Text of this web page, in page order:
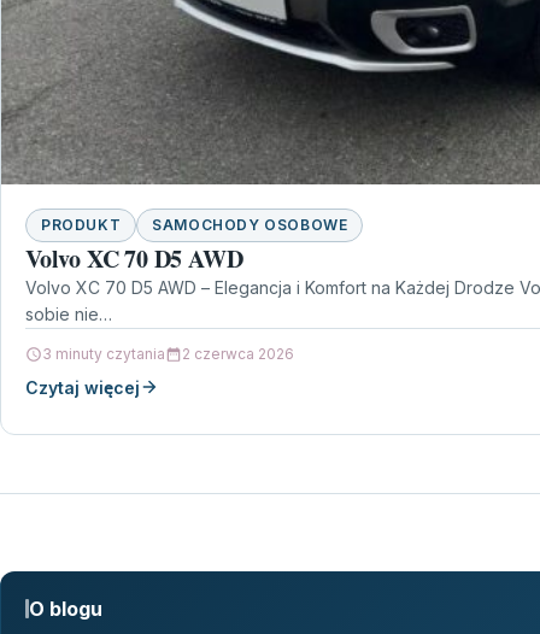
PRODUKT SAMOCHODY OSOBOWE
Volvo XC 70 D5 AWD
Volvo XC 70 D5 AWD – Elegancja i Komfort na Każdej Drodze
sobie nie…
3 minuty czytania 2 czerwca 2026
Czytaj więcej
O blogu